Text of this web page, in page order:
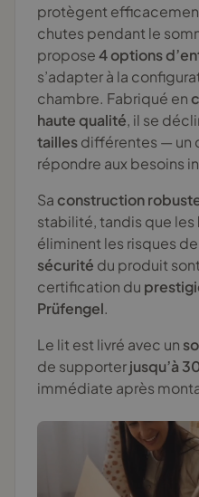
protègent
chutes pendant le
propose4 options
s’adapter à la
chambre. Fabriqué en
haute qualité, il se
taillesdifférentes — un
répondre aux besoins
Saconstruction
stabilité, tandis que les
éliminent les risques
sécurité du produit
certification du
Prüfengel.
Le lit est livré avec un
de supporterjusqu’à
immédiate après